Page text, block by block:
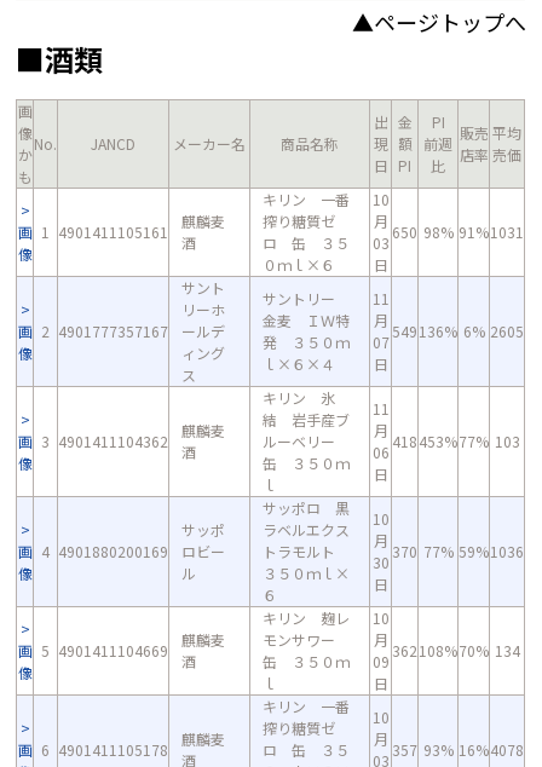
▲ページトップへ
■酒類
画
像
か
も
No. JANCD メーカー名 商品名称
出
現
日
金
額
PI
PI
前週
比
販売
店率
平均
売価
画
像
1 4901411105161
麒麟麦
酒
キリン 一番
搾り糖質ゼ
ロ 缶 ３５
０ｍｌ×６
10
月
03
日
650 98% 91%1031
画
像
2 4901777357167
サント
リーホ
ールデ
ィング
ス
サントリー
金麦 ＩＷ特
発 ３５０ｍ
ｌ×６×４
11
月
07
日
549136% 6% 2605
画
像
3 4901411104362
麒麟麦
酒
キリン 氷
結 岩手産ブ
ルーベリー
缶 ３５０ｍ
ｌ
11
月
06
日
418453%77% 103
画
像
4 4901880200169
サッポ
ロビー
ル
サッポロ 黒
ラベルエクス
トラモルト
３５０ｍｌ×
６
10
月
30
日
370 77% 59%1036
画
像
5 4901411104669
麒麟麦
酒
キリン 麹レ
モンサワー
缶 ３５０ｍ
ｌ
10
月
09
日
362108%70% 134
画 6 4901411105178
麒麟麦
酒
キリン 一番
搾り糖質ゼ
ロ 缶 ３５
10
月
03
357 93% 16%4078